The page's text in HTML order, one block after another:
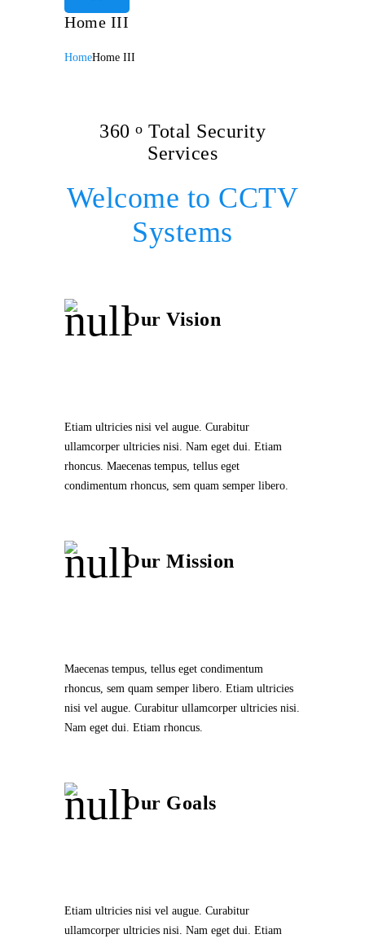
Home III
HomeHome III
360 o Total Security
Services
Welcome to CCTV
Systems
Our Vision
Etiam ultricies nisi vel augue. Curabitur
ullamcorper ultricies nisi. Nam eget dui. Etiam
rhoncus. Maecenas tempus, tellus eget
condimentum rhoncus, sem quam semper libero.
Our Mission
Maecenas tempus, tellus eget condimentum
rhoncus, sem quam semper libero. Etiam ultricies
nisi vel augue. Curabitur ullamcorper ultricies nisi.
Nam eget dui. Etiam rhoncus.
Our Goals
Etiam ultricies nisi vel augue. Curabitur
ullamcorper ultricies nisi. Nam eget dui. Etiam